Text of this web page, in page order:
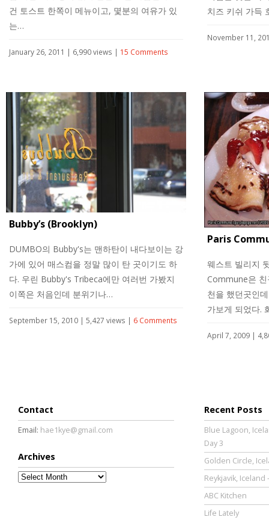
건 토스트 한쪽이 메뉴이고, 몇분의 여유가 있
는…
January 26, 2011 | 6,990 views | 15 Comments
치즈 키쉬 가득
November 11,
Bubby’s (Brooklyn)
DUMBO의 Bubby's는 맨하탄이 내다보이는 강
가에 있어 매스컴을 정말 많이 탄 곳이기도 하
다. 우린 Bubby's Tribeca에만 여러번 가봤지
이쪽은 처음인데 분위기나…
September 15, 2010 | 5,427 views | 6 Comments
Paris
웨스트 빌리지
Commune은
천을 했던곳인
가보게 되었다.
April 7, 2009 |
Contact
Email: hae1kye@gmail.com
Archives
Archives
Recent Posts
Blue Lagoon,
Day 3
Golden Circle,
Reykjavik, Iceland
ABC Kitchen
Life Lately